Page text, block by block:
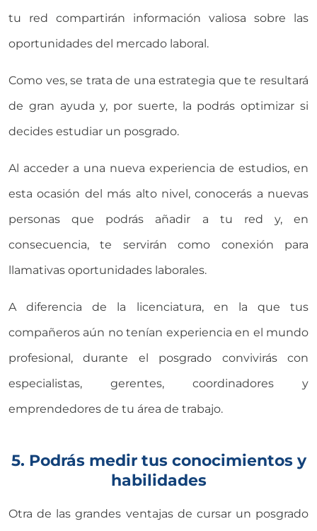
tu red compartirán información valiosa sobre las
oportunidades del mercado laboral.
Como ves, se trata de una estrategia que te resultará
de gran ayuda y, por suerte, la podrás optimizar si
decides estudiar un posgrado.
Al acceder a una nueva experiencia de estudios, en
esta ocasión del más alto nivel, conocerás a nuevas
personas que podrás añadir a tu red y, en
consecuencia, te servirán como conexión para
llamativas oportunidades laborales.
A diferencia de la licenciatura, en la que tus
compañeros aún no tenían experiencia en el mundo
profesional, durante el posgrado convivirás con
especialistas, gerentes, coordinadores y
emprendedores de tu área de trabajo.
5. Podrás medir tus conocimientos y
habilidades
Otra de las grandes ventajas de cursar un posgrado